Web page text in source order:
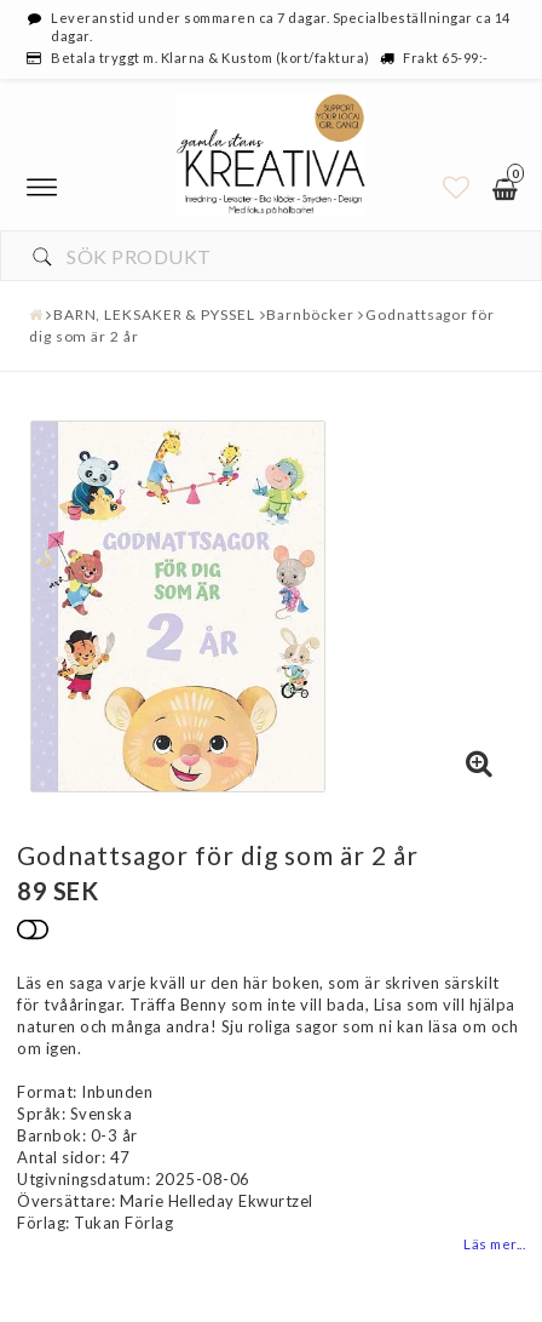
Leveranstid under sommaren ca 7 dagar. Specialbeställningar ca 14
dagar.
Betala tryggt m. Klarna & Kustom (kort/faktura)
Frakt 65-99:-
0
BARN, LEKSAKER & PYSSEL Barnböcker
Godnattsagor för
dig som är 2 år
Godnattsagor för dig som är 2 år
89 SEK
Lägg till i favoritlistan
Läs en saga varje kväll ur den här boken, som är skriven särskilt
för tvååringar. Träffa Benny som inte vill bada, Lisa som vill hjälpa
naturen och många andra! Sju roliga sagor som ni kan läsa om och
om igen.
Format: Inbunden
Språk: Svenska
Barnbok: 0-3 år
Antal sidor: 47
Utgivningsdatum: 2025-08-06
Översättare: Marie Helleday Ekwurtzel
Förlag: Tukan Förlag
Läs mer...